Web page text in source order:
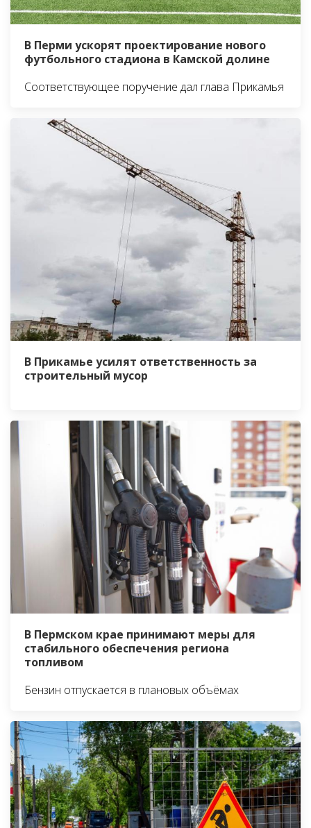
В Перми ускорят проектирование нового
футбольного стадиона в Камской долине
Соответствующее поручение дал глава Прикамья
В Прикамье усилят ответственность за
строительный мусор
В Пермском крае принимают меры для
стабильного обеспечения региона
топливом
Бензин отпускается в плановых объёмах